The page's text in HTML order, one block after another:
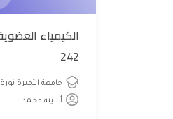
242
جامعة الأميرة نورة
أ. لينه محمد